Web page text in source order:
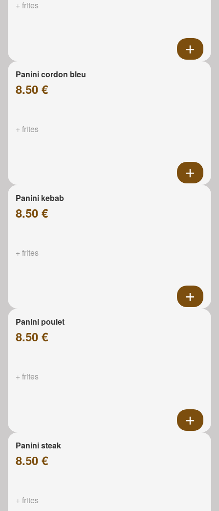
+ frites
Panini cordon bleu
8.50 €
+ frites
Panini kebab
8.50 €
+ frites
Panini poulet
8.50 €
+ frites
Panini steak
8.50 €
+ frites